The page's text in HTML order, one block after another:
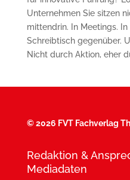
Unternehmen Sie sitzen
mittendrin. In Meetings.
Schreibtisch gegenüber.
Nicht durch Aktion, eher
©2026 FVT Fachverlag
Redaktion &
Mediadaten